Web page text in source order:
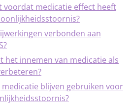
voordat medicatie effect heeft
verbonden aan
het innemen van medicatie als
medicatie blijven gebruiken voor